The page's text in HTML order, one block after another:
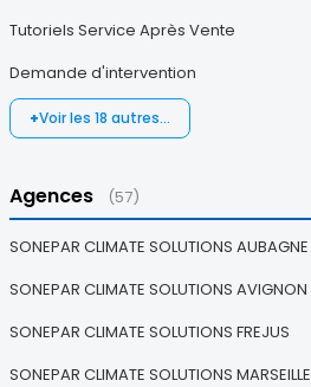
Tutoriels Service Après Vente
Demande d'intervention
Voir les 18 autres…
Agences (57)
SONEPAR CLIMATE SOLUTIONS AUBAGNE
SONEPAR CLIMATE SOLUTIONS AVIGNON
SONEPAR CLIMATE SOLUTIONS FREJUS
SONEPAR CLIMATE SOLUTIONS MARSEILLE